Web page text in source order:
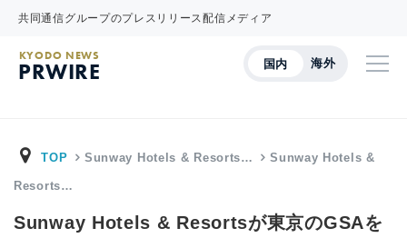
共同通信グループのプレスリリース配信メディア
国内 海外
KYODO NEWS
PRWIRE
TOP Sunway Hotels & Resorts… Sunway Hotels &
Resorts…
Sunway Hotels & Resortsが東京のGSAを